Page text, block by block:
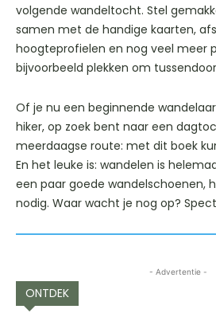
volgende wandeltocht. Stel
samen met de handige kaarten,
hoogteprofielen en nog veel meer
bijvoorbeeld plekken om
Of je nu een beginnende
hiker, op zoek bent naar een
meerdaagse route: met dit boek
En het leuke is: wandelen is
een paar goede wandelschoenen,
nodig. Waar wacht je nog op?
- Advertentie -
ONTDEK